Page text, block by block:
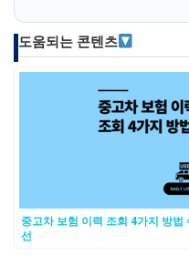
도움되는 콘텐츠
중고차 보험 이력 조회 4가지 방법
선